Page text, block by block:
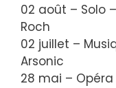
02 août – Solo
Roch
02 juillet –
Arsonic
28 mai – Opéra